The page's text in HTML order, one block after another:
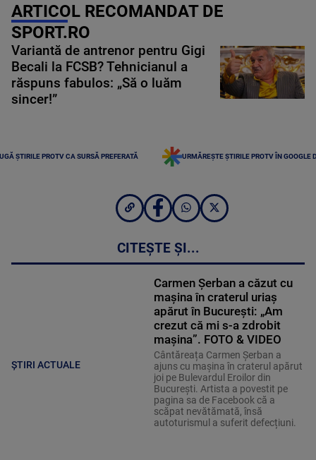
ARTICOL RECOMANDAT DE
SPORT.RO
Variantă de antrenor pentru Gigi
Becali la FCSB? Tehnicianul a
răspuns fabulos: „Să o luăm
sincer!”
ȘTIRILE PROTV CA SURSĂ PREFERATĂ URMĂREȘTE ȘTIRILE PROTV ÎN GOOGLE
CITEȘTE ȘI...
ȘTIRI ACTUALE
Carmen Șerban a căzut cu
mașina în craterul uriaș
apărut în București: „Am
crezut că mi s-a zdrobit
mașina”. FOTO & VIDEO
Cântăreața Carmen Șerban a
ajuns cu mașina în craterul apărut
joi pe Bulevardul Eroilor din
București. Artista a povestit pe
pagina sa de Facebook că a
scăpat nevătămată, însă
autoturismul a suferit defecțiuni.